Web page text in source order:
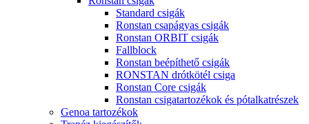
Standard csigák
Ronstan csapágyas csigák
Ronstan ORBIT csigák
Fallblock
Ronstan beépíthető csigák
RONSTAN drótkötél csiga
Ronstan Core csigák
Ronstan csigatartozékok és pótalkatrészek
Genoa tartozékok